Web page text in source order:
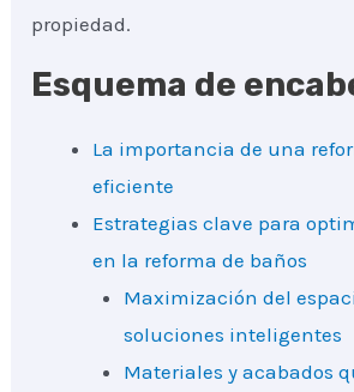
propiedad.
Esquema de
La importancia de una
eficiente
Estrategias clave para
en la reforma de baños
Maximización del
soluciones inteligentes
Materiales y acabados